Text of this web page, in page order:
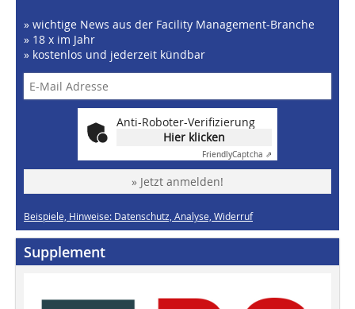
» wichtige News aus der Facility Management-Branche
» 18 x im Jahr
» kostenlos und jederzeit kündbar
Anti-Roboter-Verifizierung
Hier klicken
FriendlyCaptcha ⇗
» Jetzt anmelden!
Beispiele, Hinweise: Datenschutz, Analyse, Widerruf
Supplement